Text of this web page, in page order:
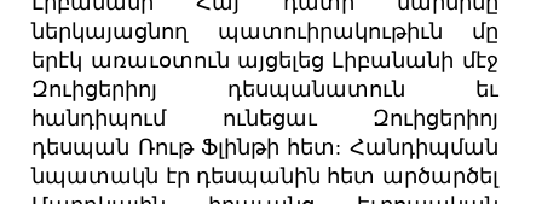
ներկայացնող պատուիրակութիւն մը
երէկ առաւօտուն այցելեց Լիբանանի մէջ
Զուիցերիոյ դեսպանատուն եւ
հանդիպում ունեցաւ Զուիցերիոյ
դեսպան Ռութ Ֆլինթի հետ: Հանդիպման
նպատակն էր դեսպանին հետ արծարծել